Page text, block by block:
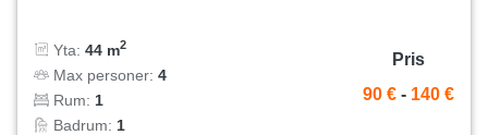
Yta: 44 m2
Max personer: 4
Rum: 1
Badrum: 1
Pris
90 € - 140 €